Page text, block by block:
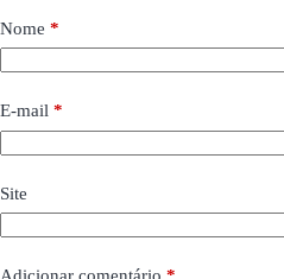
Nome *
E-mail *
Site